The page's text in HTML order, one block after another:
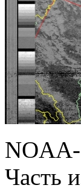
Часть